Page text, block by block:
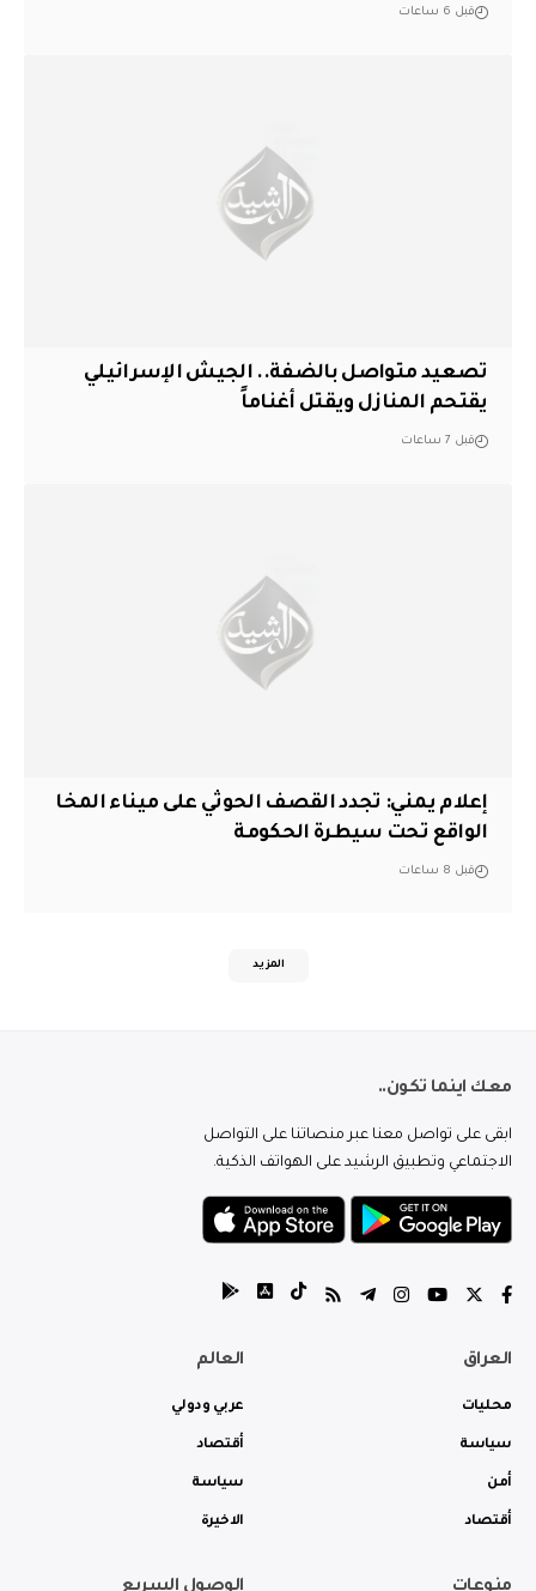
قبل 6 ساعات
تصعيد متواصل بالضفة.. الجيش الإسرائيلي
يقتحم المنازل ويقتل أغناماً
قبل 7 ساعات
إعلام يمني: تجدد القصف الحوثي على ميناء المخا
الواقع تحت سيطرة الحكومة
قبل 8 ساعات
المزيد
معك اينما تكون..
ابقى على تواصل معنا عبر منصاتنا على التواصل
الاجتماعي وتطبيق الرشيد على الهواتف الذكية.
العراق
محليات
سياسة
أمن
أقتصاد
العالم
عربي ودولي
أقتصاد
سياسة
الاخيرة